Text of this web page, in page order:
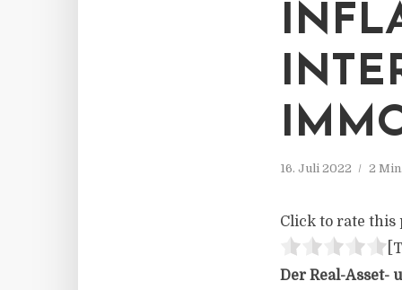
16. Juli 2022 2
Click to rate this
Der Real-Asset-